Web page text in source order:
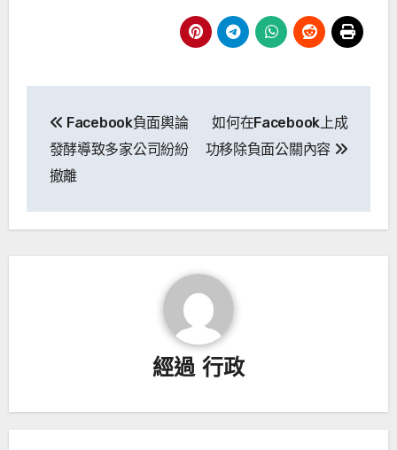
航
後
Facebook負面輿論
發酵導致多家公司紛紛
撤離
如何在Facebook上成
功移除負面公關內容
經過 行政